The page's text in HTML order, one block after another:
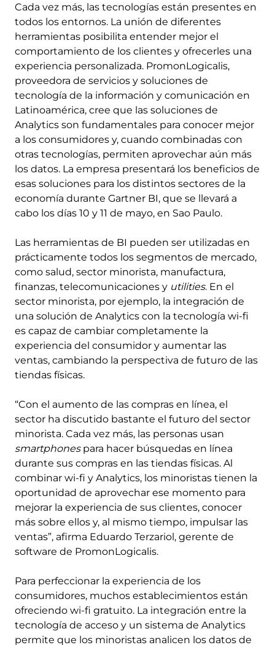
Cada vez más, las tecnologías están presentes en
todos los entornos. La unión de diferentes
herramientas posibilita entender mejor el
comportamiento de los clientes y ofrecerles una
experiencia personalizada. PromonLogicalis,
proveedora de servicios y soluciones de
tecnología de la información y comunicación en
Latinoamérica, cree que las soluciones de
Analytics son fundamentales para conocer mejor
a los consumidores y, cuando combinadas con
otras tecnologías, permiten aprovechar aún más
los datos. La empresa presentará los beneficios de
esas soluciones para los distintos sectores de la
economía durante Gartner BI, que se llevará a
cabo los días 10 y 11 de mayo, en Sao Paulo.
Las herramientas de BI pueden ser utilizadas en
prácticamente todos los segmentos de mercado,
como salud, sector minorista, manufactura,
finanzas, telecomunicaciones y utilities. En el
sector minorista, por ejemplo, la integración de
una solución de Analytics con la tecnología wi-fi
es capaz de cambiar completamente la
experiencia del consumidor y aumentar las
ventas, cambiando la perspectiva de futuro de las
tiendas físicas.
“Con el aumento de las compras en línea, el
sector ha discutido bastante el futuro del sector
minorista. Cada vez más, las personas usan
smartphonespara hacer búsquedas en línea
durante sus compras en las tiendas físicas. Al
combinar wi-fi y Analytics, los minoristas tienen la
oportunidad de aprovechar ese momento para
mejorar la experiencia de sus clientes, conocer
más sobre ellos y, al mismo tiempo, impulsar las
ventas”, afirma Eduardo Terzariol, gerente de
software de PromonLogicalis.
Para perfeccionar la experiencia de los
consumidores, muchos establecimientos están
ofreciendo wi-fi gratuito. La integración entre la
tecnología de acceso y un sistema de Analytics
permite que los minoristas analicen los datos de